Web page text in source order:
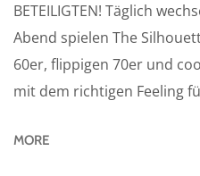
BETEILIGTEN! Täglich
Abend spielen The
60er, flippigen 70er und
mit dem richtigen Feeling
MORE